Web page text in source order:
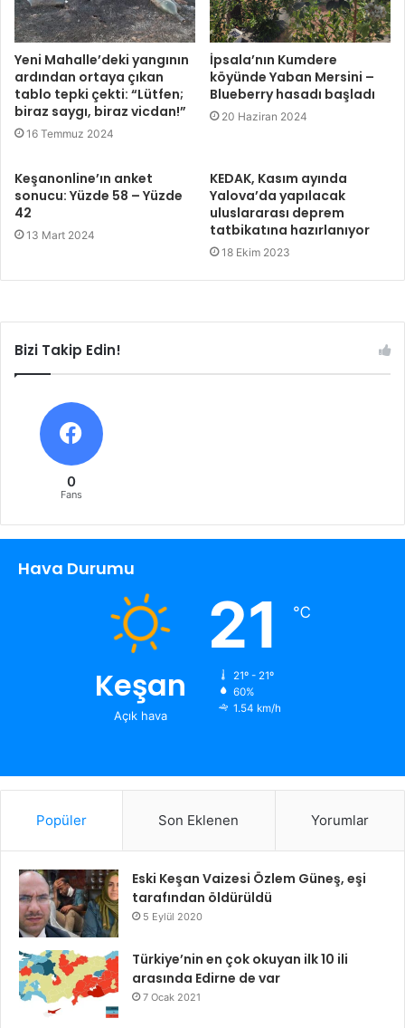
Yeni Mahalle’deki yangının
ardından ortaya çıkan
tablo tepki çekti: “Lütfen;
biraz saygı, biraz vicdan!”
16 Temmuz 2024
İpsala’nın Kumdere
köyünde Yaban Mersini –
Blueberry hasadı başladı
20 Haziran 2024
Keşanonline’ın anket
sonucu: Yüzde 58 – Yüzde
42
13 Mart 2024
KEDAK, Kasım ayında
Yalova’da yapılacak
uluslararası deprem
tatbikatına hazırlanıyor
18 Ekim 2023
Bizi Takip Edin!
0
Fans
Hava Durumu
Keşan
Açık hava
21 ℃
21º - 21º
60%
1.54 km/h
Popüler Son Eklenen Yorumlar
Eski Keşan Vaizesi Özlem Güneş, eşi
tarafından öldürüldü
5 Eylül 2020
Türkiye’nin en çok okuyan ilk 10 ili
arasında Edirne de var
7 Ocak 2021